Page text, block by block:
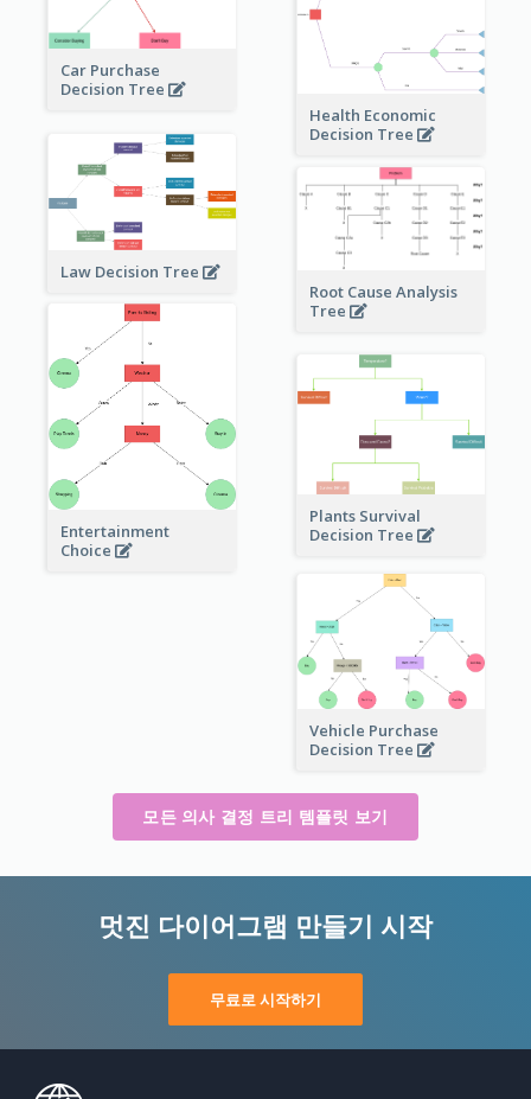
Car Purchase
Decision Tree
Health Economic
Decision Tree
Law Decision Tree
Root Cause Analysis
Tree
Entertainment
Choice
Plants Survival
Decision Tree
Vehicle Purchase
Decision Tree
모든 의사 결정 트리 템플릿 보기
멋진 다이어그램 만들기 시작
무료로 시작하기